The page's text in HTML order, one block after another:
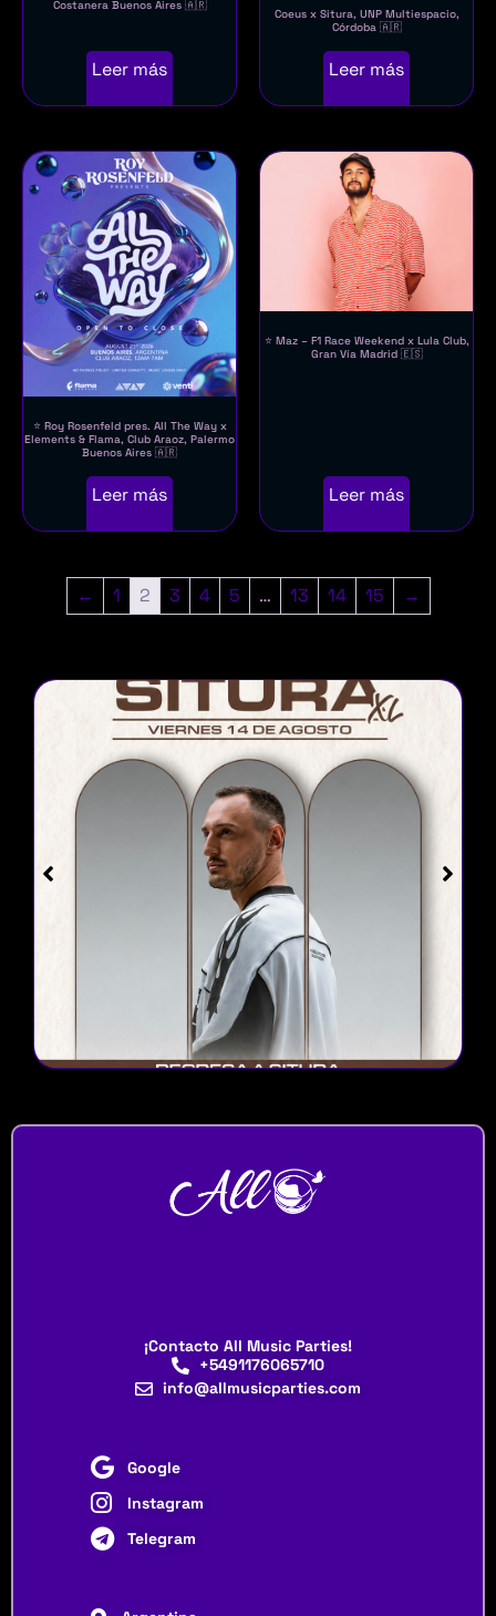
Costanera Buenos Aires 🇦🇷
Leer más
Coeus x Situra, UNP Multiespacio,
Córdoba 🇦🇷
Leer más
⭐ Roy Rosenfeld pres. All The Way x
Elements & Flama, Club Araoz, Palermo
Buenos Aires 🇦🇷
Leer más
⭐ Maz – F1 Race Weekend x Lula Club,
Gran Vía Madrid 🇪🇸
Leer más
← 1 2 3 4 5 … 13 14 15 →
¡Contacto All Music Parties!
+5491176065710
info@allmusicparties.com
Google
Instagram
Telegram